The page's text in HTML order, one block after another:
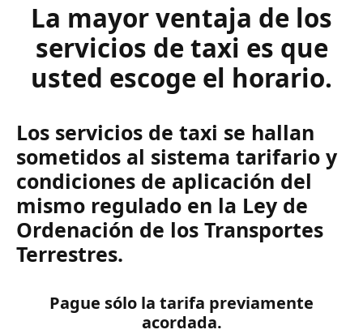
La mayor ventaja de los
servicios de taxi es que
usted escoge el horario.
Los servicios de taxi se hallan
sometidos al sistema tarifario y
condiciones de aplicación del
mismo regulado en la Ley de
Ordenación de los Transportes
Terrestres.
Pague sólo la tarifa previamente
acordada.